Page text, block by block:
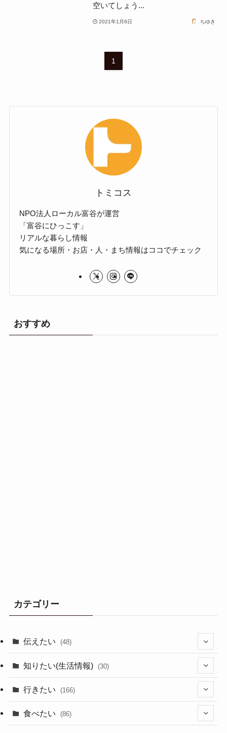
空いてしょう...
2021年1月6日 ちゆき
1
トミコス
NPO法人ローカル富谷が運営
「富谷にひっこす」
リアルな暮らし情報
気になる場所・お店・人・まち情報はココでチェック
おすすめ
カテゴリー
伝えたい (48)
(44)
(1)
知りたい(生活情報) (30)
(10)
(11)
行きたい (166)
(18)
食べたい (86)